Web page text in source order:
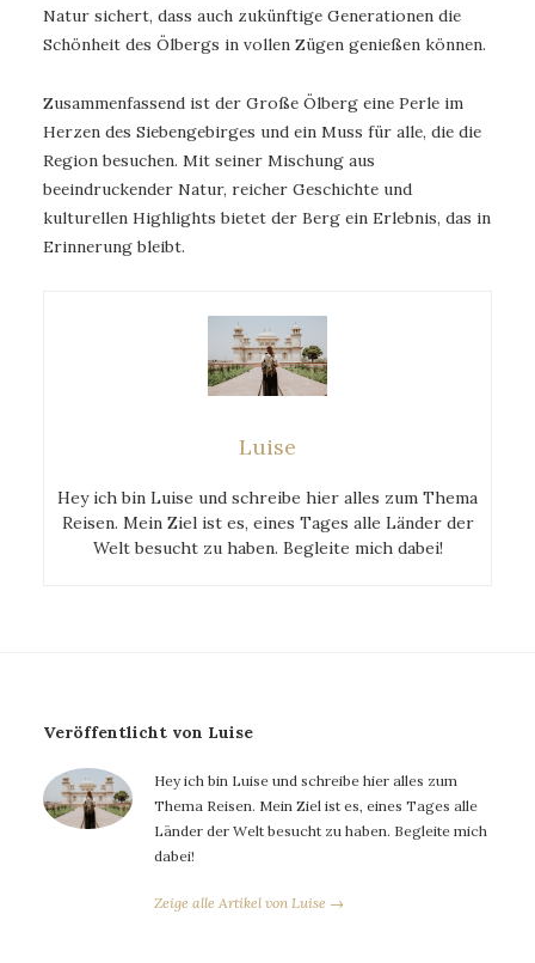
Natur sichert, dass auch zukünftige Generationen die
Schönheit des Ölbergs in vollen Zügen genießen können.
Zusammenfassend ist der Große Ölberg eine Perle im
Herzen des Siebengebirges und ein Muss für alle, die die
Region besuchen. Mit seiner Mischung aus
beeindruckender Natur, reicher Geschichte und
kulturellen Highlights bietet der Berg ein Erlebnis, das in
Erinnerung bleibt.
Luise
Hey ich bin Luise und schreibe hier alles zum Thema
Reisen. Mein Ziel ist es, eines Tages alle Länder der
Welt besucht zu haben. Begleite mich dabei!
Veröffentlicht von Luise
Hey ich bin Luise und schreibe hier alles zum
Thema Reisen. Mein Ziel ist es, eines Tages alle
Länder der Welt besucht zu haben. Begleite mich
dabei!
Zeige alle Artikel von Luise →